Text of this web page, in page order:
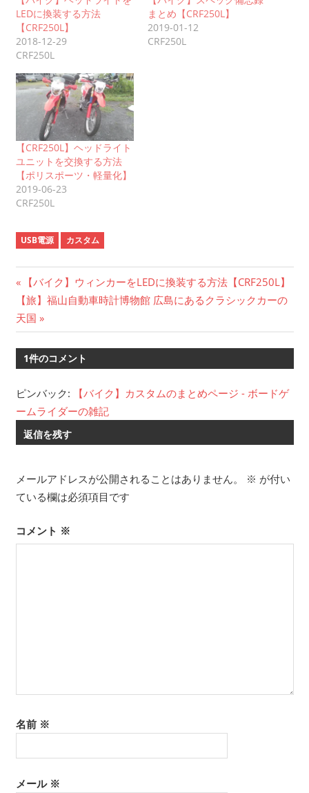
LEDに換装する方法
【CRF250L】
2018-12-29
CRF250L
まとめ【CRF250L】
2019-01-12
CRF250L
【CRF250L】ヘッドライト
ユニットを交換する方法
【ポリスポーツ・軽量化】
2019-06-23
CRF250L
USB電源 カスタム
投
稿
ナ
ビ
ゲ
ー
シ
ョ
ン
前
の
記
事:
【バイク】ウィンカーをLEDに換装する方法【CRF250L】
次
の
記
事:
【旅】福山自動車時計博物館 広島にあるクラシックカーの
天国
1件のコメント
ピンバック:
【バイク】カスタムのまとめページ - ボードゲ
ームライダーの雑記
返信を残す
メールアドレスが公開されることはありません。 ※ が付い
ている欄は必須項目です
コメント ※
名前 ※
メール ※